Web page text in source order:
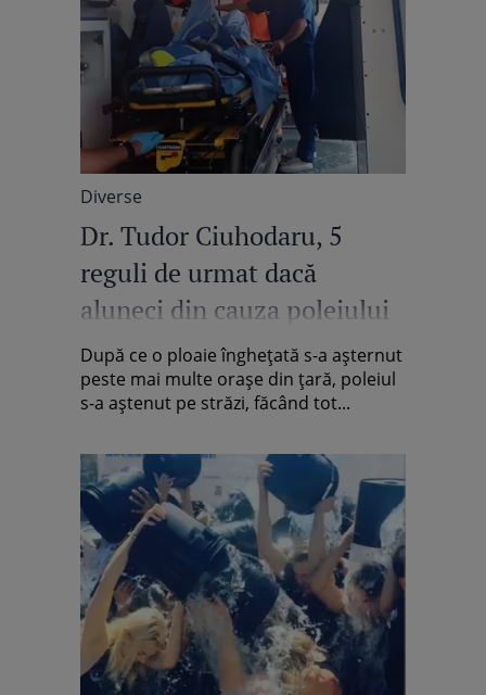
Diverse
Dr. Tudor Ciuhodaru, 5
reguli de urmat dacă
aluneci din cauza poleiului
După ce o ploaie înghețată s-a așternut
peste mai multe orașe din țară, poleiul
s-a aștenut pe străzi, făcând tot...